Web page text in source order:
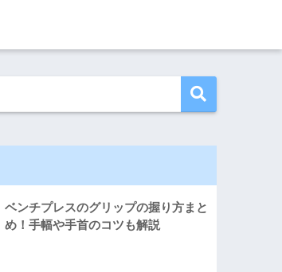
ベンチプレスのグリップの握り方まと
め！手幅や手首のコツも解説